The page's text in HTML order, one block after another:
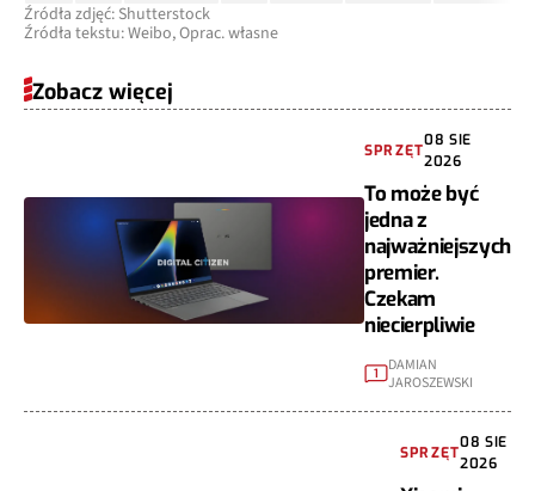
Źródła zdjęć: Shutterstock
Źródła tekstu: Weibo, Oprac. własne
Zobacz więcej
SPRZĘT
08 SIE
2026
To może być
jedna z
najważniejszych
premier.
Czekam
niecierpliwie
1
DAMIAN
JAROSZEWSKI
SPRZĘT
08 SIE
2026